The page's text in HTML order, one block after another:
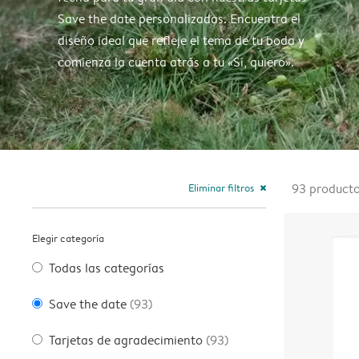
Save the date personalizadas. Encuentra el
diseño ideal que refleje el tema de tu boda y
comienza la cuenta atrás a tu «Sí, quiero».
Eliminar filtros close
Elegir categoría
Todas las categorías
Save the date (93)
Tarjetas de agradecimiento (93)
93